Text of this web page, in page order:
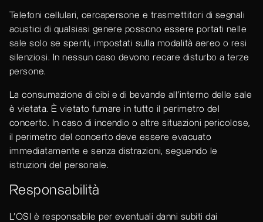
Telefoni cellulari, cercapersone e trasmettitori di segnali
acustici di qualsiasi genere possono essere portati nelle
sale solo se spenti, impostati sulla modalità aereo o resi
silenziosi. In nessun caso devono recare disturbo a terze
persone.
La consumazione di cibi e di bevande all’interno delle sale
è vietata. È vietato fumare in tutto il perimetro del
concerto. In caso di incendio o altre situazioni pericolose,
il perimetro del concerto deve essere evacuato
immediatamente e senza distrazioni, seguendo le
istruzioni del personale.
Responsabilità
L’OSI è responsabile per eventuali danni subiti dai